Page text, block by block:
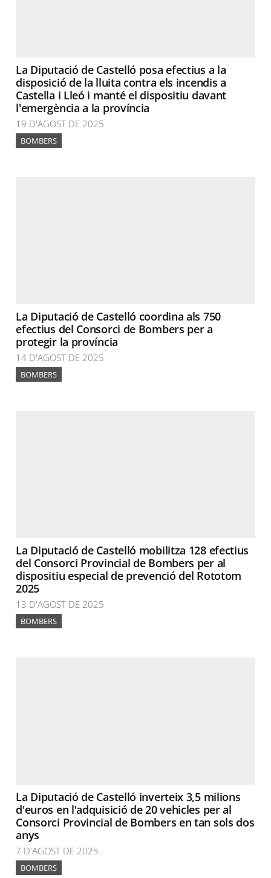
La Diputació de Castelló posa efectius a la
disposició de la lluita contra els incendis a
Castella i Lleó i manté el dispositiu davant
l'emergència a la província
19 D'AGOST DE 2025
BOMBERS
La Diputació de Castelló coordina als 750
efectius del Consorci de Bombers per a
protegir la província
14 D'AGOST DE 2025
BOMBERS
La Diputació de Castelló mobilitza 128 efectius
del Consorci Provincial de Bombers per al
dispositiu especial de prevenció del Rototom
2025
13 D'AGOST DE 2025
BOMBERS
La Diputació de Castelló inverteix 3,5 milions
d'euros en l'adquisició de 20 vehicles per al
Consorci Provincial de Bombers en tan sols dos
anys
7 D'AGOST DE 2025
BOMBERS